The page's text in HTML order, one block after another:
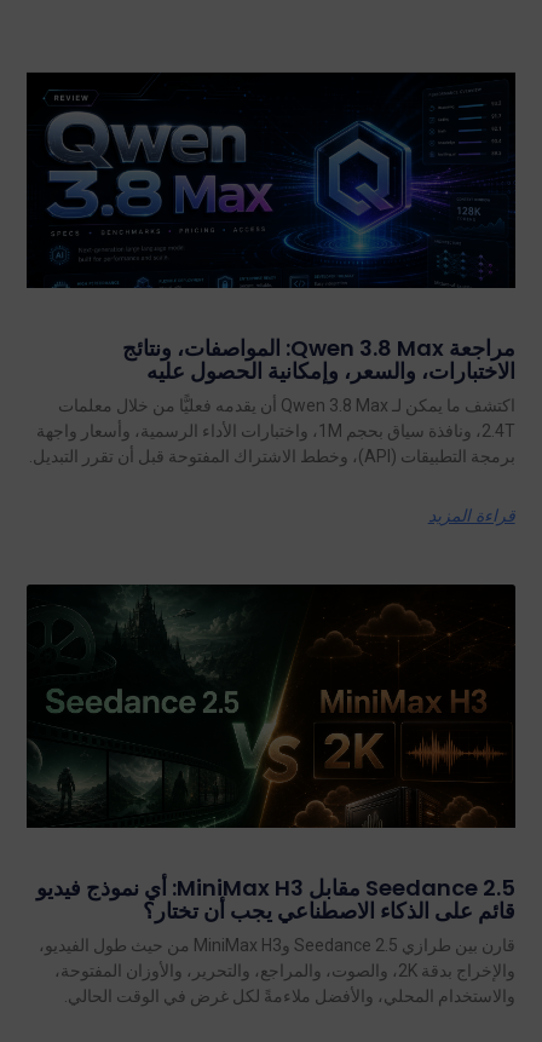
مراجعة Qwen 3.8 Max: المواصفات، ونتائج
الاختبارات، والسعر، وإمكانية الحصول عليه
اكتشف ما يمكن لـ Qwen 3.8 Max أن يقدمه فعليًّا من خلال معلمات
2.4T، ونافذة سياق بحجم 1M، واختبارات الأداء الرسمية، وأسعار واجهة
برمجة التطبيقات (API)، وخطط الاشتراك المفتوحة قبل أن تقرر التبديل.
قراءة المزيد
Seedance 2.5 مقابل MiniMax H3: أي نموذج فيديو
قائم على الذكاء الاصطناعي يجب أن تختار؟
قارن بين طرازي Seedance 2.5 وMiniMax H3 من حيث طول الفيديو،
والإخراج بدقة 2K، والصوت، والمراجع، والتحرير، والأوزان المفتوحة،
والاستخدام المحلي، والأفضل ملاءمةً لكل غرض في الوقت الحالي.